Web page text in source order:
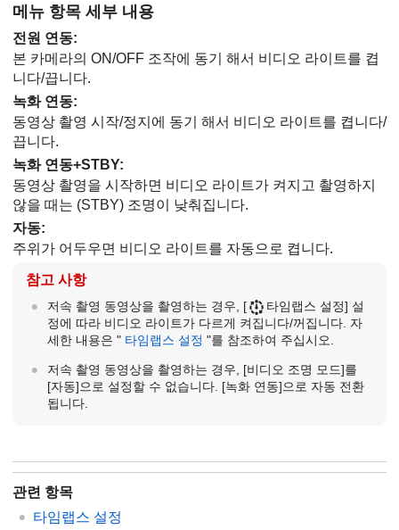
메뉴 항목 세부 내용
전원 연동:
본 카메라의 ON/OFF 조작에 동기 해서 비디오 라이트를 켭
니다/끕니다.
녹화 연동:
동영상 촬영 시작/정지에 동기 해서 비디오 라이트를 켭니다/
끕니다.
녹화 연동+STBY:
동영상 촬영을 시작하면 비디오 라이트가 켜지고 촬영하지
않을 때는 (STBY) 조명이 낮춰집니다.
자동:
주위가 어두우면 비디오 라이트를 자동으로 켭니다.
참고 사항
저속 촬영 동영상을 촬영하는 경우, [ 타임랩스 설정] 설
정에 따라 비디오 라이트가 다르게 켜집니다/꺼집니다. 자
세한 내용은 " 타임랩스 설정 "를 참조하여 주십시오.
저속 촬영 동영상을 촬영하는 경우, [비디오 조명 모드]를
[자동]으로 설정할 수 없습니다. [녹화 연동]으로 자동 전환
됩니다.
관련 항목
타임랩스 설정